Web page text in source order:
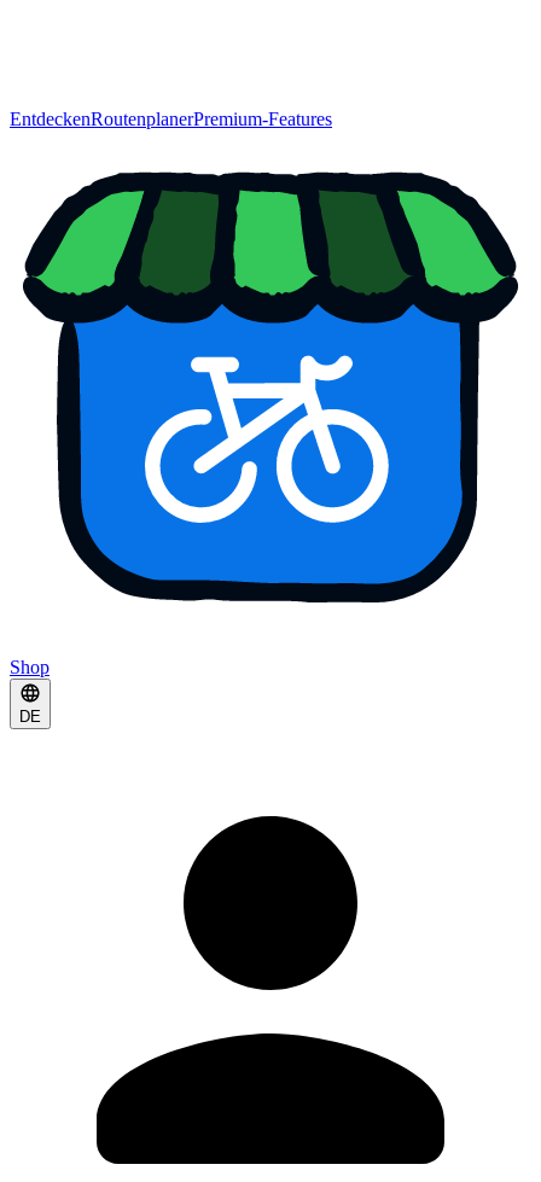
EntdeckenRoutenplanerPremium-Features
Shop
DE